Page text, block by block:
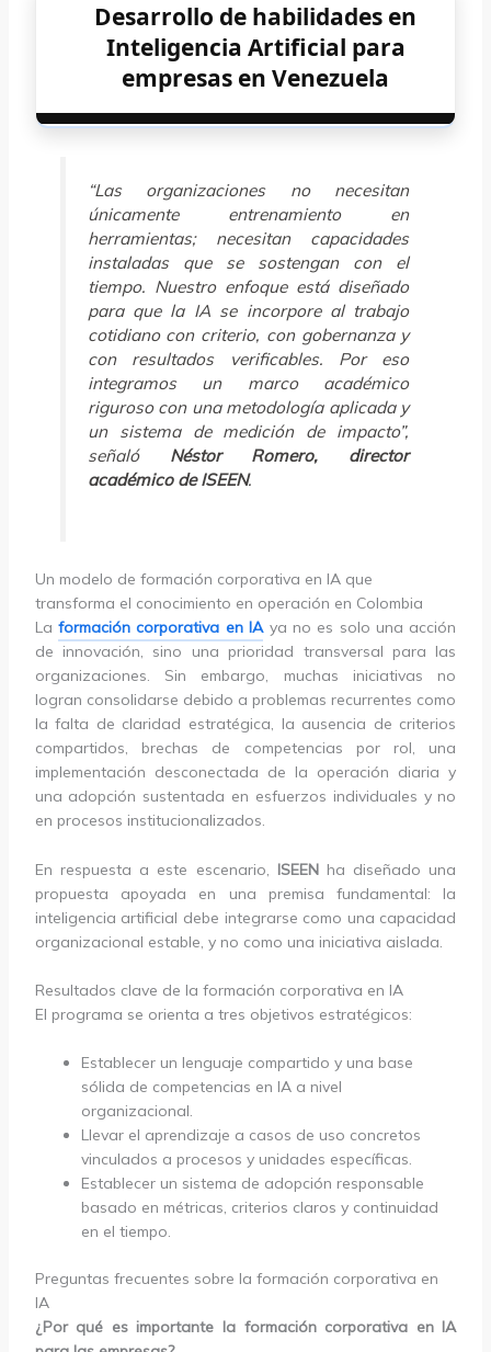
Desarrollo de habilidades en
Inteligencia Artificial para
empresas en Venezuela
“Las organizaciones no necesitan
únicamente entrenamiento en
herramientas; necesitan capacidades
instaladas que se sostengan con el
tiempo. Nuestro enfoque está diseñado
para que la IA se incorpore al trabajo
cotidiano con criterio, con gobernanza y
con resultados verificables. Por eso
integramos un marco académico
riguroso con una metodología aplicada y
un sistema de medición de impacto”,
señaló Néstor Romero, director
académico de ISEEN.
Un modelo de formación corporativa en IA que
transforma el conocimiento en operación en Colombia
La formación corporativa en IAya no es solo una acción
de innovación, sino una prioridad transversal para las
organizaciones. Sin embargo, muchas iniciativas no
logran consolidarse debido a problemas recurrentes como
la falta de claridad estratégica, la ausencia de criterios
compartidos, brechas de competencias por rol, una
implementación desconectada de la operación diaria y
una adopción sustentada en esfuerzos individuales y no
en procesos institucionalizados.
En respuesta a este escenario, ISEENha diseñado una
propuesta apoyada en una premisa fundamental: la
inteligencia artificial debe integrarse como una capacidad
organizacional estable, y no como una iniciativa aislada.
Resultados clave de la formación corporativa en IA
El programa se orienta a tres objetivos estratégicos:
Establecer un lenguaje compartido y una base
sólida de competencias en IA a nivel
organizacional.
Llevar el aprendizaje a casos de uso concretos
vinculados a procesos y unidades específicas.
Establecer un sistema de adopción responsable
basado en métricas, criterios claros y continuidad
en el tiempo.
Preguntas frecuentes sobre la formación corporativa en
IA
¿Por qué es importante la formación corporativa en IA